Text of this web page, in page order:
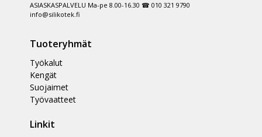
ASIASKASPALVELU Ma-pe 8.00-16.30 ☎ 010 321 9790
info@silikotek.fi
Tuoteryhmät
Työkalut
Kengät
Suojaimet
Työvaatteet
Linkit